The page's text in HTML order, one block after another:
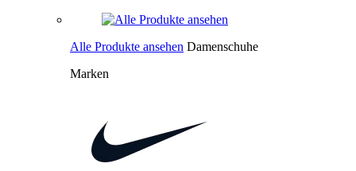
Alle Produkte ansehen Damenschuhe
Marken